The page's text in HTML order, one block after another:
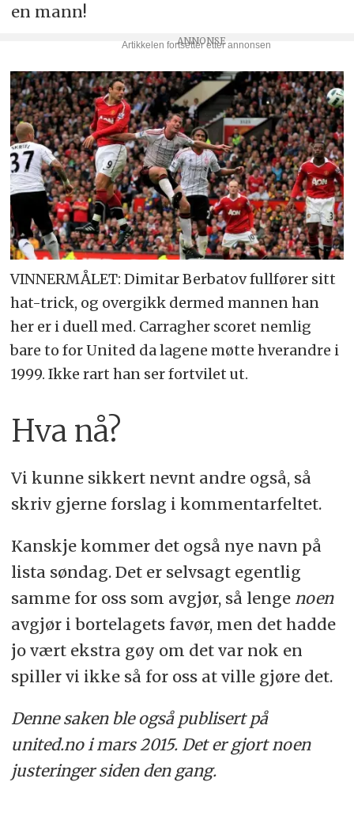
en mann!
VINNERMÅLET: Dimitar Berbatov fullfører sitt
hat-trick, og overgikk dermed mannen han
her er i duell med. Carragher scoret nemlig
bare to for United da lagene møtte hverandre i
1999. Ikke rart han ser fortvilet ut.
Hva nå?
Vi kunne sikkert nevnt andre også, så
skriv gjerne forslag i kommentarfeltet.
Kanskje kommer det også nye navn på
lista søndag. Det er selvsagt egentlig
samme for oss som avgjør, så lenge noen
avgjør i bortelagets favør, men det hadde
jo vært ekstra gøy om det var nok en
spiller vi ikke så for oss at ville gjøre det.
Denne saken ble også publisert på
united.no i mars 2015. Det er gjort noen
justeringer siden den gang.